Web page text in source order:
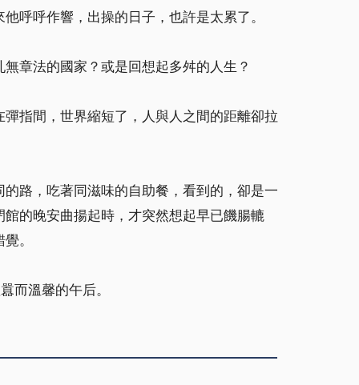
呼呼作響，出操的日子，也許是太累了。
章法的國家？或是回想起多舛的人生？
指間，世界縮短了，人與人之間的距離卻拉
路，吃著同滋味的自助餐，看到的，卻是一
的晚安曲揚起時，才突然想起早已饑腸轆
。
而溫馨的午后。